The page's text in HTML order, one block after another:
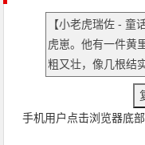
手机用户点击浏览器底部